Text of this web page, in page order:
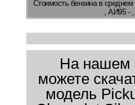
Стоимость бензинав среднем
, АИ95 -
На нашем
можете
модель